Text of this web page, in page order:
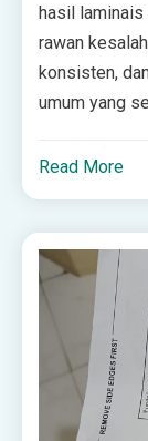
hasil laminais
rawan
konsisten,
umum yang
Read More